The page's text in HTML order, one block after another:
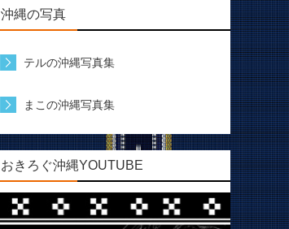
沖縄の写真
テルの沖縄写真集
まこの沖縄写真集
おきろぐ沖縄YOUTUBE